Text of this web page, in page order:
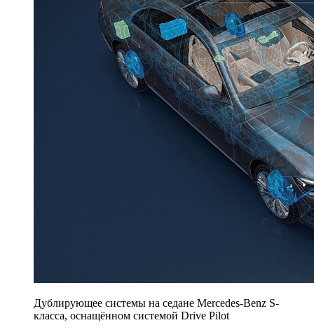
Дублирующее системы на седане Mercedes-Benz S-
класса, оснащённом системой Drive Pilot